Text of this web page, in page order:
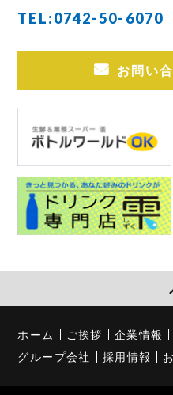
TEL:0742-50-6070
お問い
ホーム ご挨拶 企業情報
グループ会社
採用情報